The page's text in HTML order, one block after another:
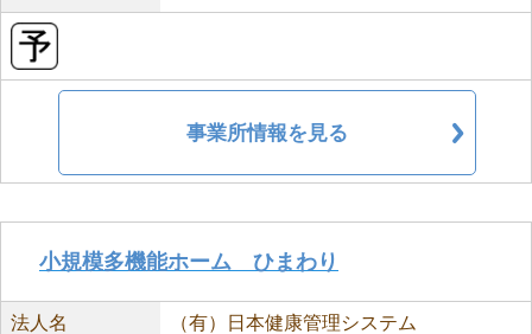
事業所情報を見る
小規模多機能ホーム ひまわり
法人名 （有）日本健康管理システム